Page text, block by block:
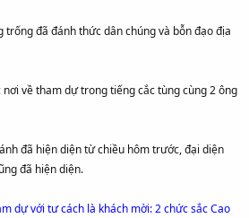
trống đã đánh thức dân chúng và bỗn đạo địa
về tham dự trong tiếng cắc tùng cùng 2 ông
đã hiện diện từ chiều hôm trước, đại diện
đã hiện diện.
dự với tư cách là khách mời: 2 chức sắc Cao